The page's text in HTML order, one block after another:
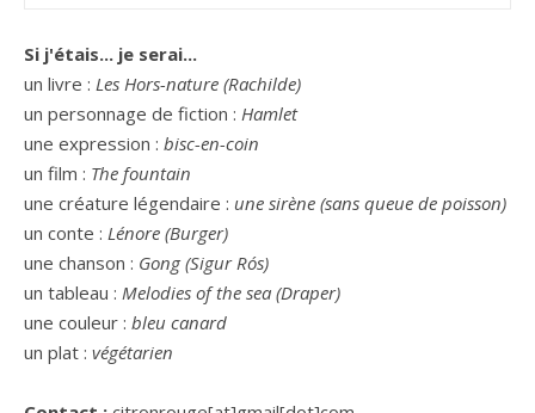
Si j'étais... je serai...
un livre : Les Hors-nature (Rachilde)
un personnage de fiction : Hamlet
une expression : bisc-en-coin
un film : The fountain
une créature légendaire : une sirène (sans queue de poisson)
un conte : Lénore (Burger)
une chanson : Gong (Sigur Rós)
un tableau : Melodies of the sea (Draper)
une couleur : bleu canard
un plat : végétarien